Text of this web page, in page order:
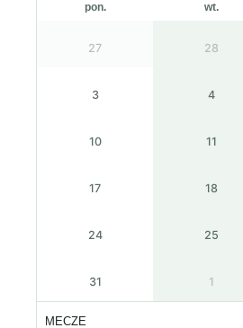
pon. wt.
27 28
3 4
10 11
17 18
24 25
31 1
MECZE